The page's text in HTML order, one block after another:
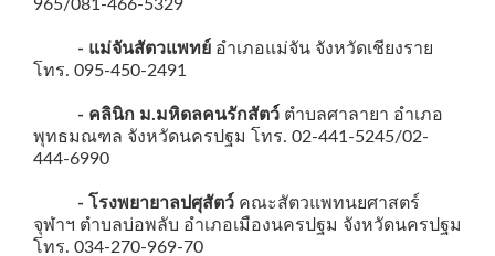
965/081-466-5329
- แม่จันสัตวแพทย์ อำเภอแม่จัน จังหวัดเชียงราย
โทร. 095-450-2491
- คลินิก ม.มหิดลคนรักสัตว์ ตำบลศาลายา อำเภอ
พุทธมณฑล จังหวัดนครปฐม โทร. 02-441-5245/02-
444-6990
- โรงพยายาลปศุสัตว์ คณะสัตวแพทนยศาสตร์
จุฬาฯ ตำบลบ่อพลับ อำเภอเมืองนครปฐม จังหวัดนครปฐม
โทร. 034-270-969-70